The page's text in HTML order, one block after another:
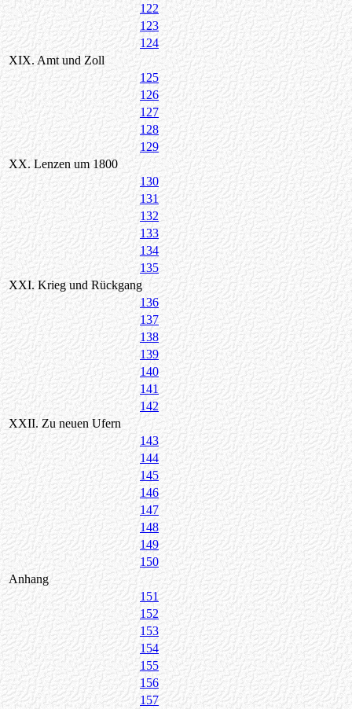
122
123
124
XIX. Amt und Zoll
125
126
127
128
129
XX. Lenzen um 1800
130
131
132
133
134
135
XXI. Krieg und Rückgang
136
137
138
139
140
141
142
XXII. Zu neuen Ufern
143
144
145
146
147
148
149
150
Anhang
151
152
153
154
155
156
157